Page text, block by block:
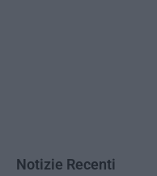
Notizie Recenti